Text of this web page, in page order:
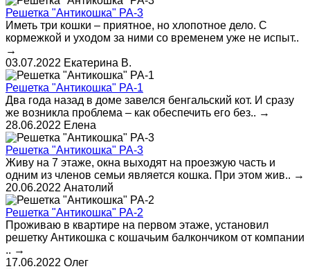
Решетка "Антикошка" РА-3
Иметь три кошки – приятное, но хлопотное дело. С
кормежкой и уходом за ними со временем уже не испыт..
→
03.07.2022 Екатерина В.
Решетка "Антикошка" РА-1
Два года назад в доме завелся бенгальский кот. И сразу
же возникла проблема – как обеспечить его без.. →
28.06.2022 Елена
Решетка "Антикошка" РА-3
Живу на 7 этаже, окна выходят на проезжую часть и
одним из членов семьи является кошка. При этом жив.. →
20.06.2022 Анатолий
Решетка "Антикошка" РА-2
Проживаю в квартире на первом этаже, установил
решетку Антикошка с кошачьим балкончиком от компании
.. →
17.06.2022 Олег